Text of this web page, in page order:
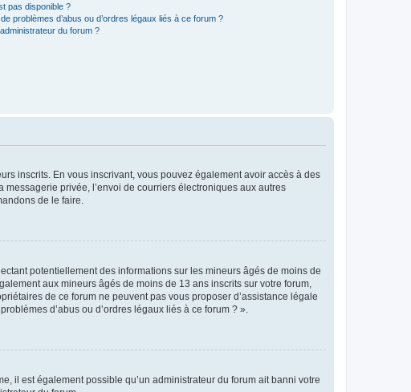
pas disponible ?
problèmes d’abus ou d’ordres légaux liés à ce forum ?
du forum ?
inscrits. En vous inscrivant, vous pouvez également avoir accès à des
privée, l’envoi de courriers électroniques aux autres
de le faire.
potentiellement des informations sur les mineurs âgés de moins de
aux mineurs âgés de moins de 13 ans inscrits sur votre forum,
de ce forum ne peuvent pas vous proposer d’assistance légale
d’abus ou d’ordres légaux liés à ce forum ? ».
il est également possible qu’un administrateur du forum ait banni votre